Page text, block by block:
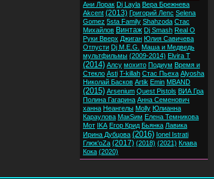
Ани Лорак Dj Layla Вера Брежнева
Akcent (2013) Григорий Лепс Selena
Gomez 5sta Family Shahzoda Стас
Михайлов Винтаж Dj Smash Real O
Руки Вверх Джиган Юлия Савичева
Отпусти Dj M.E.G.
Маша и Медведь
мультфильмы (2009-2014) Elvira T
(2014) Алсу мохито Подиум Время и
Стекло Asti T-killah Стас Пьеха Alyosha
Николай Басков Artik Emin MBAND
(2015) Arsenium Quest Pistols ВИА Гра
Полина Гагарина Анна Семенович
ханна Неангелы Molly Юлианна
Караулова МакSим Елена Темникова
Мот IKA Егор Крид Бьянка Лавика
Ирина Дубцова (2016) Ionel Istrati
Глюк'oZa (2017) (2018) (2021) Клава
Кока (2020)